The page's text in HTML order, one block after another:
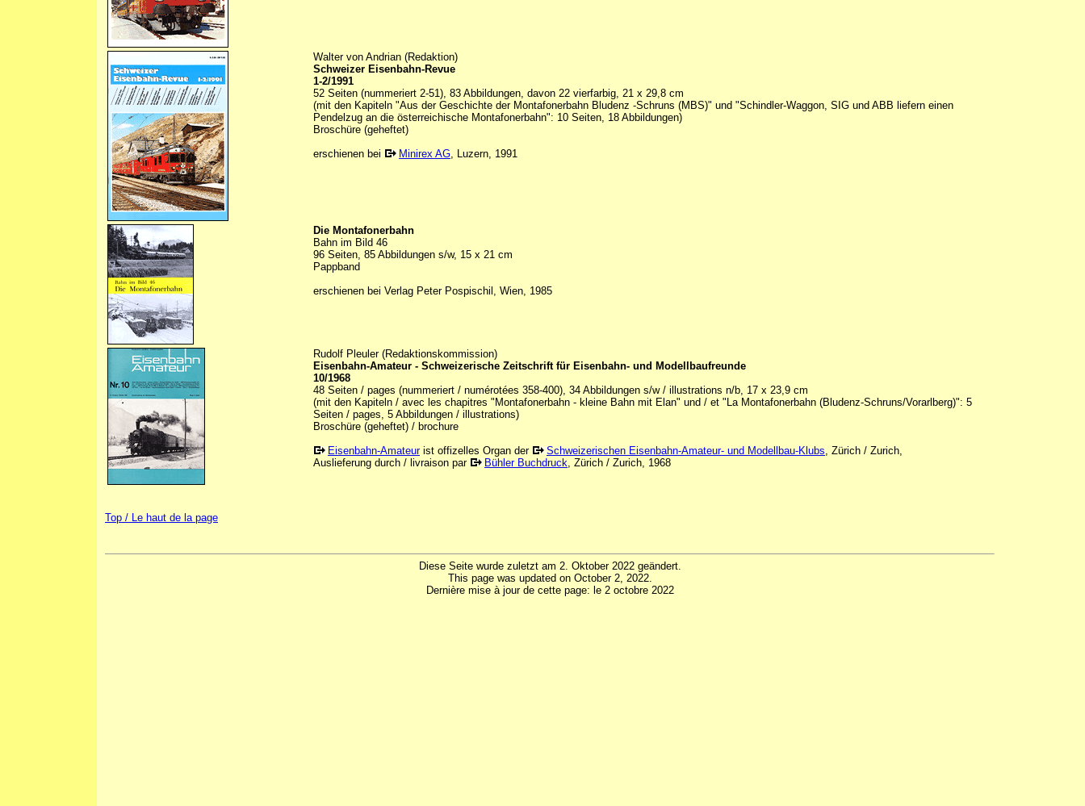
Walter von Andrian (Redaktion)
Schweizer Eisenbahn-Revue
1-2/1991
52 Seiten (nummeriert 2-51), 83 Abbildungen, davon 22 vierfarbig, 21 x 29,8 cm
(mit den Kapiteln "Aus der Geschichte der Montafonerbahn Bludenz -Schruns (MBS)" und "Schindler-Waggon, SIG und ABB liefern einen
Pendelzug an die österreichische Montafonerbahn": 10 Seiten, 18 Abbildungen)
Broschüre (geheftet)
erschienen bei
Minirex AG, Luzern, 1991
Die Montafonerbahn
Bahn im Bild 46
96 Seiten, 85 Abbildungen s/w, 15 x 21 cm
Pappband
erschienen bei Verlag Peter Pospischil, Wien, 1985
Rudolf Pleuler (Redaktionskommission)
Eisenbahn-Amateur - Schweizerische Zeitschrift für Eisenbahn- und Modellbaufreunde
10/1968
48 Seiten / pages (nummeriert / numérotées 358-400), 34 Abbildungen s/w / illustrations n/b, 17 x 23,9 cm
(mit den Kapiteln / avec les chapitres "Montafonerbahn - kleine Bahn mit Elan" und / et "La Montafonerbahn (Bludenz-Schruns/Vorarlberg)": 5
Seiten / pages, 5 Abbildungen / illustrations)
Broschüre (geheftet) / brochure
Eisenbahn-Amateurist offizelles Organ der Schweizerischen Eisenbahn-Amateur- und Modellbau-Klubs, Zürich / Zurich,
Auslieferung durch / livraison par
Bühler Buchdruck, Zürich / Zurich, 1968
Top / Le haut de la page
Diese Seite wurde zuletzt am 2. Oktober 2022 geändert.
This page was updated on October 2, 2022.
Dernière mise à jour de cette page: le 2 octobre 2022